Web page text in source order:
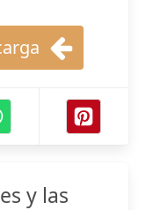
y las